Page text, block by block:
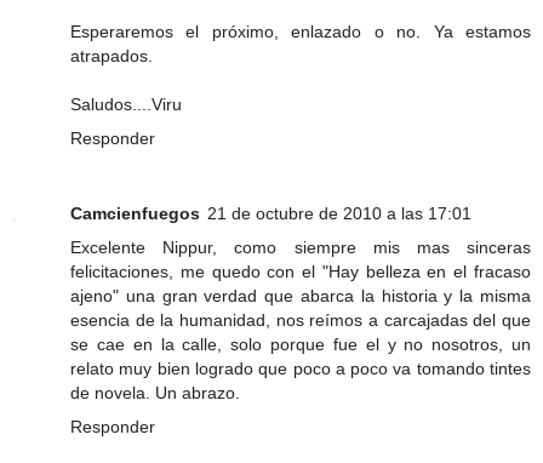
Esperaremos el próximo, enlazado o no. Ya estamos
atrapados.
Saludos....Viru
Responder
Camcienfuegos 21 de octubre de 2010 a las 17:01
Excelente Nippur, como siempre mis mas sinceras
felicitaciones, me quedo con el "Hay belleza en el fracaso
ajeno" una gran verdad que abarca la historia y la misma
esencia de la humanidad, nos reímos a carcajadas del que
se cae en la calle, solo porque fue el y no nosotros, un
relato muy bien logrado que poco a poco va tomando tintes
de novela. Un abrazo.
Responder